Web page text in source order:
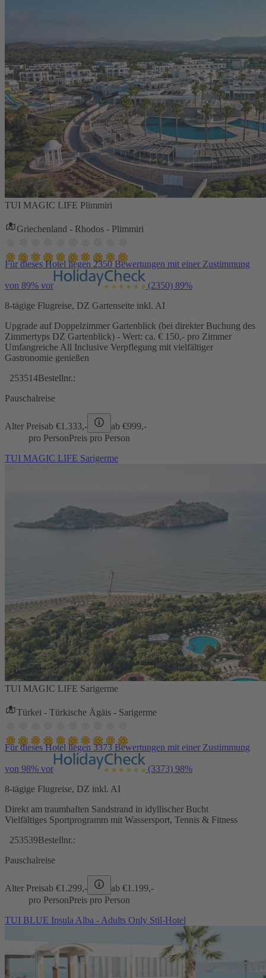
TUI MAGIC LIFE Plimmiri
Griechenland - Rhodos - Plimmiri
Für dieses Hotel liegen 2350 Bewertungen mit einer Zustimmung
von 89% vor (2350) 89%
8-tägige Flugreise, DZ Gartenseite inkl. AI
Upgrade auf Doppelzimmer Gartenblick (bei direkter Buchung des
Zimmertyps DZ Gartenblick) - Wert: ca. € 150,- pro Zimmer
Umfangreiche All Inclusive Verpflegung mit vielfältiger
Gastronomie genießen
253514Bestellnr.:
Pauschalreise
Alter Preisab €1.333,- ab €999,-
pro PersonPreis pro Person
TUI MAGIC LIFE Sarigerme
TUI MAGIC LIFE Sarigerme
Türkei - Türkische Ägäis - Sarigerme
Für dieses Hotel liegen 3373 Bewertungen mit einer Zustimmung
von 98% vor (3373) 98%
8-tägige Flugreise, DZ inkl. AI
Direkt am traumhaften Sandstrand in idyllischer Bucht
Vielfältiges Sportprogramm mit Wassersport, Tennis & Fitness
253539Bestellnr.:
Pauschalreise
Alter Preisab €1.299,- ab €1.199,-
pro PersonPreis pro Person
TUI BLUE Insula Alba - Adults Only Stil-Hotel